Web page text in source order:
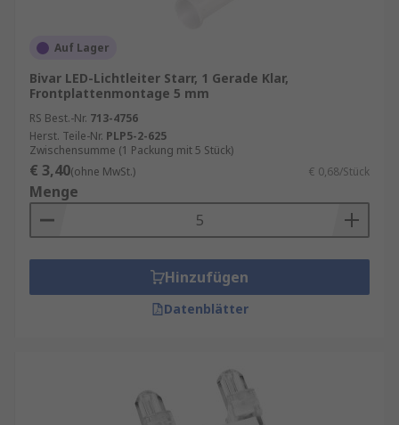
Auf Lager
Bivar LED-Lichtleiter Starr, 1 Gerade Klar,
Frontplattenmontage 5 mm
RS Best.-Nr. 713-4756
Herst. Teile-Nr. PLP5-2-625
Zwischensumme (1 Packung mit 5 Stück)
€ 3,40(ohne MwSt.) € 0,68/Stück
Menge
Hinzufügen
Datenblätter